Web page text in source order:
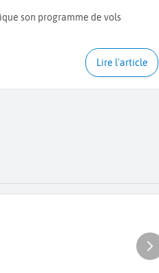
son programme de vols
Lire l'article